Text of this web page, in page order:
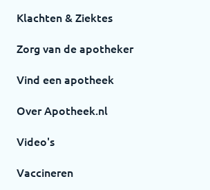
Klachten & Ziektes
Zorg van de apotheker
Vind een apotheek
Over Apotheek.nl
Video's
Vaccineren